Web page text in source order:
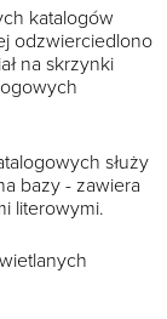
katalogów
odzwierciedlono
na skrzynki
służy
bazy - zawiera
literowymi.